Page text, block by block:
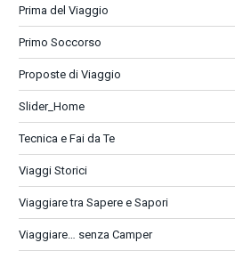
Prima del Viaggio
Primo Soccorso
Proposte di Viaggio
Slider_Home
Tecnica e Fai da Te
Viaggi Storici
Viaggiare tra Sapere e Sapori
Viaggiare… senza Camper